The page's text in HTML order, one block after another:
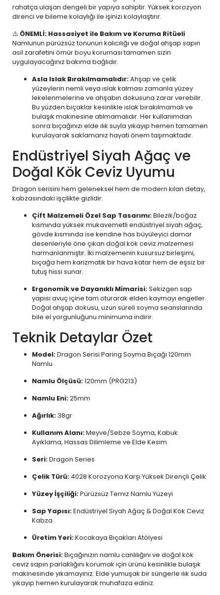
rahatça ulaşan dengeli bir yapıya sahiptir. Yüksek korozyon
direnci ve bileme kolaylığı ile işinizi kolaylaştırır.
⚠️ ÖNEMLİ: Hassasiyet ile Bakım ve Koruma Ritüeli
Namlunun pürüzsüz tonunun kalıcılığı ve doğal ahşap sapın
asil zarafetini ömür boyu koruması tamamen sizin
uygulayacağınız bakıma bağlıdır.
Asla Islak Bırakılmamalıdır:Ahşap ve çelik
yüzeylerin nemli veya ıslak kalması zamanla yüzey
lekelenmelerine ve ahşabın dokusuna zarar verebilir.
Bu yüzden bıçaklar kesinlikle ıslak bırakılmamalı ve
bulaşık makinesine atılmamalıdır. Her kullanımdan
sonra bıçağınızı elde ılık suyla yıkayıp hemen tamamen
kurulayarak saklamanız hayati önem taşımaktadır.
Endüstriyel Siyah Ağaç ve
Doğal Kök Ceviz Uyumu
Dragon serisini hem geleneksel hem de modern kılan detay,
kabzasındaki işçilikte gizlidir.
Çift Malzemeli Özel Sap Tasarımı:Bilezik/boğaz
kısmında yüksek mukavemetli endüstriyel siyah ağaç,
gövde kısmında ise kendine has büyüleyici damar
desenleriyle öne çıkan doğal kök ceviz malzemesi
harmanlanmıştır. İki malzemenin kusursuz birleşimi,
bıçağa hem karizmatik bir hava katar hem de eşsiz bir
tutuş hissi sunar.
Ergonomik ve Dayanıklı Mimarisi:Sekizgen sap
yapısı avuç içine tam oturarak elden kaymayı engeller.
Doğal ahşap dokusu, uzun süreli soyma seanslarında
bile el yorgunluğunu minimuma indirir.
Teknik Detaylar Özet
Model:Dragon Serisi Paring Soyma Bıçağı 120mm
Namlu
Namlu Ölçüsü:120mm (PRG213)
Namlu Eni:25mm
Ağırlık:38gr
Kullanım Alanı:Meyve/Sebze Soyma, Kabuk
Ayıklama, Hassas Dilimleme ve Elde Kesim
Seri:Dragon Series
Çelik Türü: 4028 Korozyona Karşı Yüksek Dirençli Çelik
Yüzey İşçiliği:Pürüzsüz Temiz Namlu Yüzeyi
Sap Yapısı:Endüstriyel Siyah Ağaç & Doğal Kök Ceviz
Kabza
Üretim Yeri:Kocakaya Bıçakları Atölyesi
Bakım Önerisi:Bıçağınızın namlu canlılığını ve doğal kök
ceviz sapın parlaklığını korumak için ürünü kesinlikle bulaşık
makinesinde yıkamayınız. Elde yumuşak bir süngerle ılık suda
yıkayıp hemen kurulayarak muhafaza ediniz.